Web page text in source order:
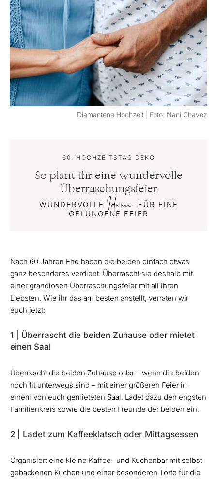
Diamantene Hochzeit | Foto: Nani Chavez
60. HOCHZEITSTAG DEKO
So plant ihr eine wundervolle
Überraschungsfeier
WUNDERVOLLE Ideen FÜR EINE
GELUNGENE FEIER
Nach 60 Jahren Ehe haben die beiden einfach etwas
ganz besonderes verdient. Überrascht sie deshalb mit
einer grandiosen Überraschungsfeier mit all ihren
Liebsten. Wie ihr das am besten anstellt, verraten wir
euch jetzt:
1 | Überrascht die beiden Zuhause oder mietet
einen Saal
Überrascht die beiden Zuhause oder – wenn die beiden
noch fit unterwegs sind – mit einer größeren Feier in
einem von euch gemieteten Saal. Ladet dazu den engsten
Familienkreis sowie die besten Freunde der beiden ein.
2 | Ladet zum Kaffeeklatsch oder Mittagsessen
Organisiert eine kleine Kaffee- und Kuchenbar mit selbst
gebackenen Kuchen und einer besonderen Torte für die